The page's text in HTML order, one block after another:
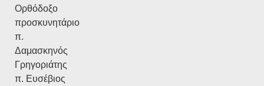
Ορθόδοξο
προσκυνητάριο
π.
Δαμασκηνός
Γρηγοριάτης
π. Ευσέβιος